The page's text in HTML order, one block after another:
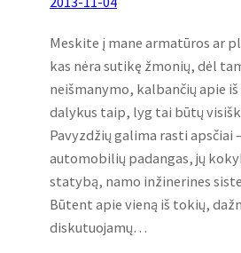
Meskite į mane armatūros ar
kas nėra sutikę žmonių, dėl
neišmanymo, kalbančių apie
dalykus taip, lyg tai būtų
Pavyzdžių galima rasti apsčiai
automobilių padangas, jų
statybą, namo inžinerines
Būtent apie vieną iš tokių,
diskutuojamų…